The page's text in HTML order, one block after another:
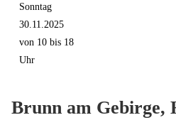
Sonntag
30.11.2025
von 10 bis 18
Uhr
Brunn am Gebirge,